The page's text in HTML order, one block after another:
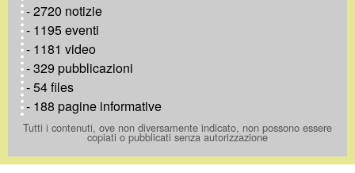
- 2720 notizie
- 1195 eventi
- 1181 video
- 329 pubblicazioni
- 54 files
- 188 pagine informative
Tutti i contenuti, ove non diversamente indicato, non possono essere
copiati o pubblicati senza autorizzazione